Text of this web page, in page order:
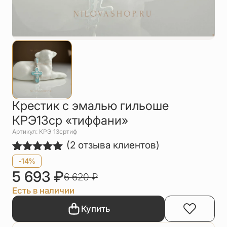
Цепи
Чётки
Шнурки на
Другое
Крестик с эмалью гильоше
КРЭ13ср «тиффани»
Артикул: КРЭ 13сртиф
Рейтинг
5.00из 5
на основе
опроса
2
пользователей
(2 отзыва клиентов)
-14%
5 693 ₽6 620₽
Есть в наличии
Купить